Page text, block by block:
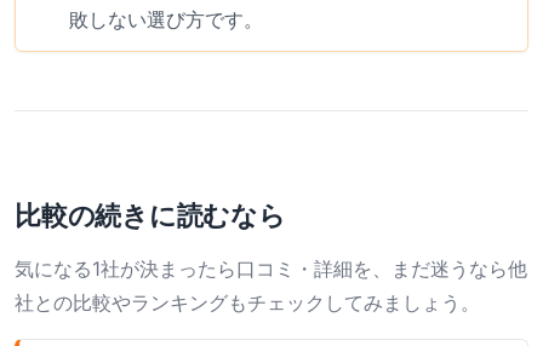
敗しない選び方です。
比較の続きに読むなら
気になる1社が決まったら口コミ・詳細を、まだ迷うなら他
社との比較やランキングもチェックしてみましょう。